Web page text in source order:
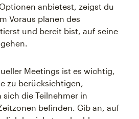
anbietest, zeigst du
Voraus planen des
und bereit bist, auf seine
Meetings ist es wichtig,
zu berücksichtigen,
die Teilnehmer in
befinden. Gib an, auf